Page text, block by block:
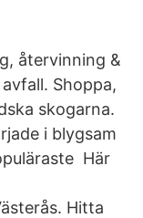
återvinning &
Shoppa,
skogarna.
i blygsam
Här
Hitta